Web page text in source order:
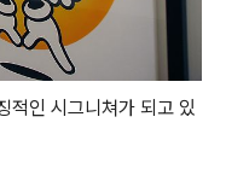
적인 시그니쳐가 되고 있